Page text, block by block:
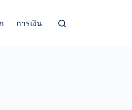
การเงิน